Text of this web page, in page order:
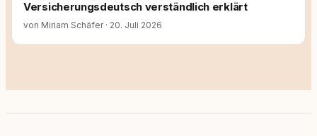
Versicherungsdeutsch verständlich erklärt
von Miriam Schäfer · 20. Juli 2026